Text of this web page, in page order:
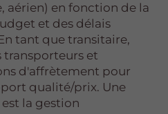
aérien) en fonction de la
et des délais
tant que transitaire,
transporteurs et
d'affrètement pour
qualité/prix. Une
la gestion